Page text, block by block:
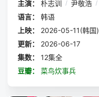
主演：
朴志训 / 尹敬浩 /
语言：
韩语
上映：
2026-05-11(韩国)
更新：
2026-06-17
集数：
12集全
豆瓣：
菜鸟炊事兵